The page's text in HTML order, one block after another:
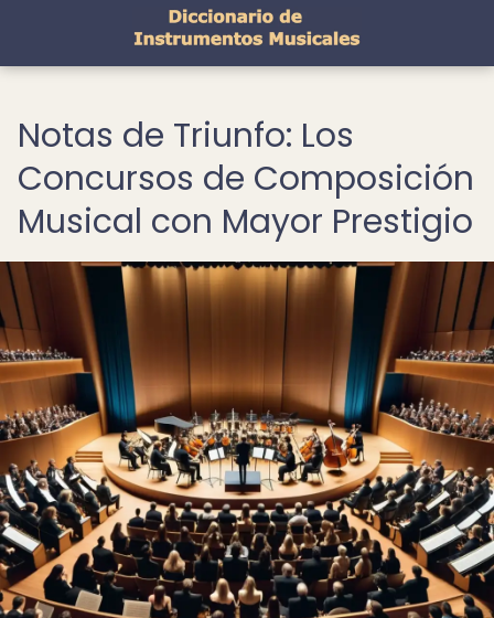
Notas de Triunfo: Los
Concursos de Composición
Musical con Mayor Prestigio